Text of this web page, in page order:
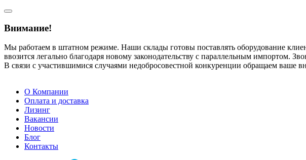
Внимание!
Мы работаем в штатном режиме. Наши склады готовы поставлять оборудование
ввозится легально благодаря новому законодательству с параллельным импортом.
В связи с участившимися случаями недобросовестной конкуренции обращаем ваше
О Компании
Оплата и доставка
Лизинг
Вакансии
Новости
Блог
Контакты